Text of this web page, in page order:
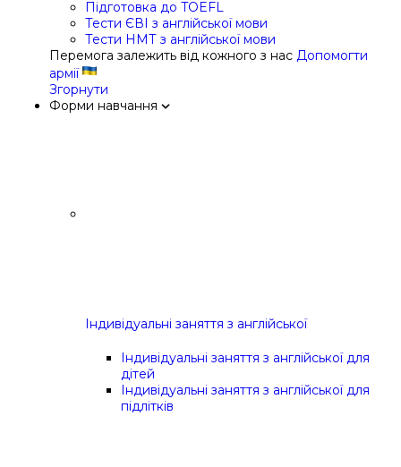
Підготовка до TOEFL
Тести ЄВІ з англійської мови
Тести НМТ з англійської мови
Перемога залежить від кожного з нас Допомогти
армії
Згорнути
Форми навчання
Індивідуальні заняття з англійської
Індивідуальні заняття з англійської для
дітей
Індивідуальні заняття з англійської для
підлітків